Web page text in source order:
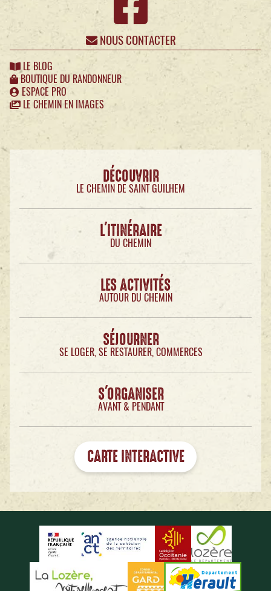
NOUS CONTACTER
LE BLOG
BOUTIQUE DU RANDONNEUR
ESPACE PRO
LE CHEMIN EN IMAGES
DÉCOUVRIR
LE CHEMIN DE SAINT GUILHEM
L'ITINÉRAIRE
DU CHEMIN
LES ACTIVITÉS
AUTOUR DU CHEMIN
SÉJOURNER
SE LOGER, SE RESTAURER, COMMERCES
S'ORGANISER
AVANT & PENDANT
CARTE INTERACTIVE